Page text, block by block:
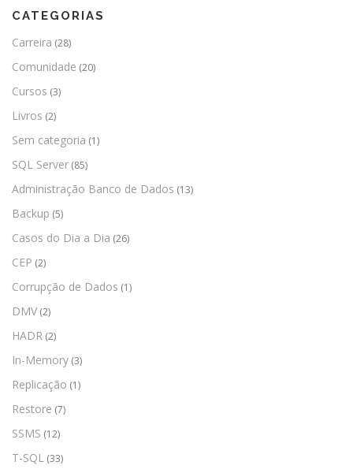
CATEGORIAS
Carreira (28)
Comunidade (20)
Cursos (3)
Livros (2)
Sem categoria (1)
SQL Server (85)
Administração Banco de Dados (13)
Backup (5)
Casos do Dia a Dia (26)
CEP (2)
Corrupção de Dados (1)
DMV (2)
HADR (2)
In-Memory (3)
Replicação (1)
Restore (7)
SSMS (12)
T-SQL (33)